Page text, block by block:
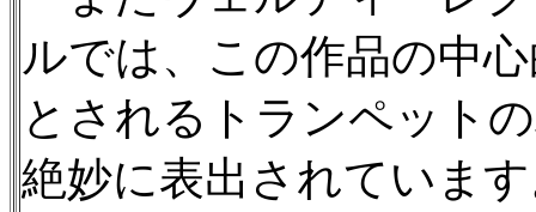
ルでは、この作品の中
とされるトランペット
絶妙に表出されていま